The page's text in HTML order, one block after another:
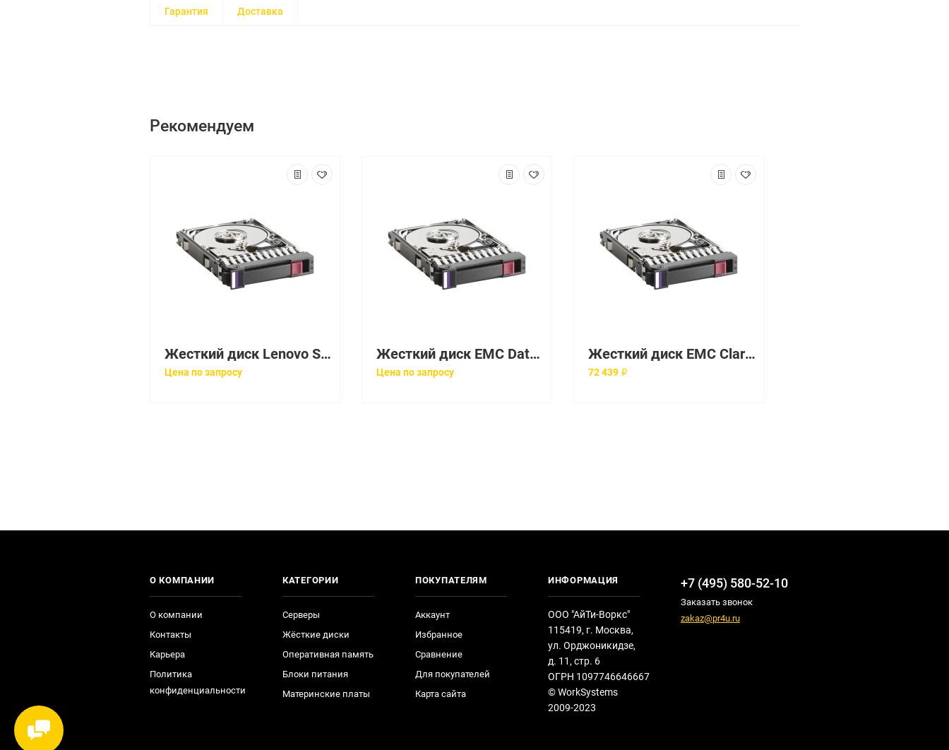
Гарантия Доставка
Рекомендуем
Жесткий диск Lenovo Storage (HGST) Ultrastar C10K1800 900Gb U1200 10520 128Mb 12G AF 512n Instant Secure Erase SAS 2,5" For Storage DS6200 DS4200 DS2200 Drive Enclosure D1224(0B32680)
Цена по запросу
Жесткий диск EMC Data Domain (Western Digital) RE4 1Tb U300 7200 64Mb 3G NCQ SATAII 3,5" For Data Domain 640 670 890 DD640 DD670 DD890(WD1003FBYX-12Y7B0)
Цена по запросу
Жесткий диск EMC Clariion CX-SA07-010 (Western Digital) RE4 WD1003FBYX-12Y7B0 1Tb (U300/7200/64Mb) 520bps TLER RAFF SATAII To 40pin Fibre Channel 3,5" For CX3 CX4(118032791)
72 439 ₽
О КОМПАНИИ
О компании
Контакты
Карьера
Политика
конфиденциальности
КАТЕГОРИИ
Серверы
Жёсткие диски
Оперативная память
Блоки питания
Материнские платы
ПОКУПАТЕЛЯМ
Аккаунт
Избранное
Сравнение
Для покупателей
Карта сайта
ИНФОРМАЦИЯ
ООО "АйТи-Воркс"
115419, г. Москва,
ул. Орджоникидзе,
д. 11, стр. 6
ОГРН 1097746646667
© WorkSystems
2009-2023
+7 (495) 580-52-10
Заказать звонок
zakaz@pr4u.ru